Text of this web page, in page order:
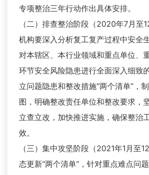
专项整治三年行动作出具体安排。
（二）排查整治阶段（2020年7月至
机构要深入分析复工复产过程中安全
对本辖区、本行业领域和重点单位、
环节安全风险隐患进行全面深入细致
立问题隐患和整改措施“两个清单”，
图，明确整改责任单位和整改要求，
立查立改，加快推进实施，确保整治
效。
（三）集中攻坚阶段（2021年1月至
态更新“两个清单”，针对重点难点问